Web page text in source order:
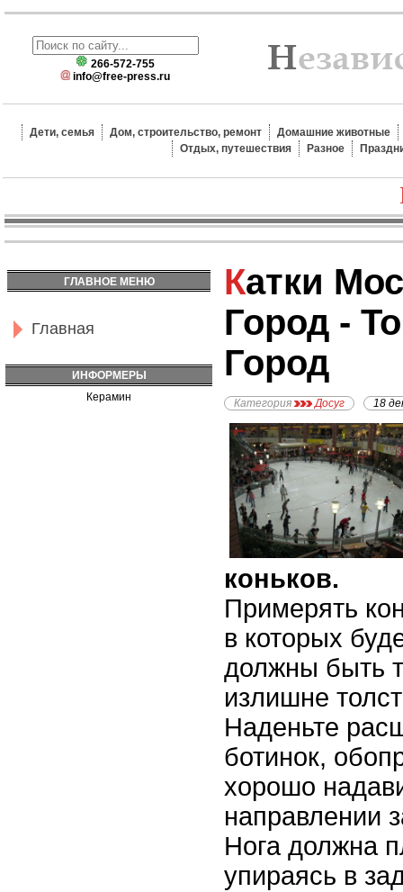
266-572-755
info@free-press.ru
Дети, семья Дом, строительство, ремонт
Домашние животные
Отдых, путешествия
Разное
ГЛАВНОЕ МЕНЮ
Главная
ИНФОРМЕРЫ
Керамин
Катки Москвы - Каток
Город -
Город
Категория Досуг 18
коньков.
Примерять
в которых
должны быть
излишне
Наденьте
ботинок,
хорошо
направлении
Нога должна
упираясь в